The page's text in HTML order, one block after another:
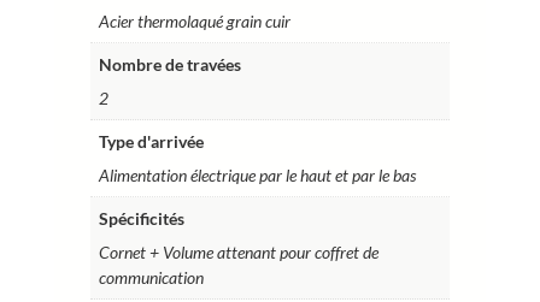
Acier thermolaqué grain cuir
Nombre de travées
2
Type d'arrivée
Alimentation électrique par le haut et par le bas
Spécificités
Cornet + Volume attenant pour coffret de
communication